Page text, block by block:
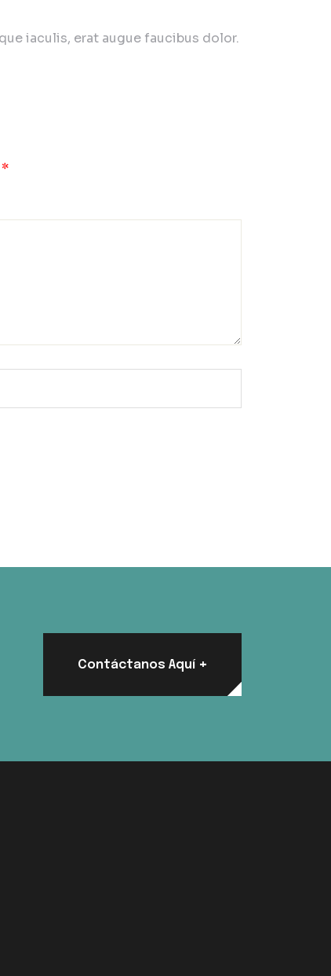
iaculis, erat augue faucibus dolor.
*
Contáctanos Aquí +